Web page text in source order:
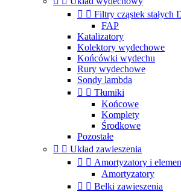
  Filtry cząstek stałych
FAP
Katalizatory
Kolektory wydechowe
Końcówki wydechu
Rury wydechowe
Sondy lambda
  Tłumiki
Końcowe
Komplety
Środkowe
Pozostałe
  Układ zawieszenia
  Amortyzatory i
Amortyzatory
  Belki zawieszenia